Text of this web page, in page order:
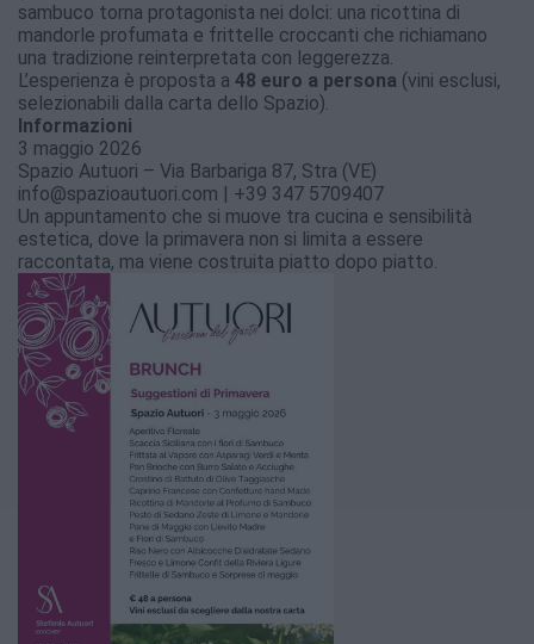
sambuco torna protagonista nei dolci: una ricottina di
mandorle profumata e frittelle croccanti che richiamano
una tradizione reinterpretata con leggerezza.
L’esperienza è proposta a 48 euro a persona (vini esclusi,
selezionabili dalla carta dello Spazio).
Informazioni
3 maggio 2026
Spazio Autuori – Via Barbariga 87, Stra (VE)
info@spazioautuori.com | +39 347 5709407
Un appuntamento che si muove tra cucina e sensibilità
estetica, dove la primavera non si limita a essere
raccontata, ma viene costruita piatto dopo piatto.